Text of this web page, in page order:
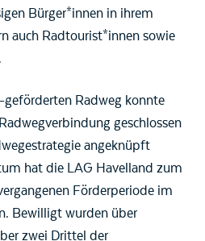
Bürger*innen in ihrem
auch Radtourist*innen sowie
Radweg konnte
geschlossen
angeknüpft
hat die LAG Havelland zum
Förderperiode im
Bewilligt wurden über
zwei Drittel der